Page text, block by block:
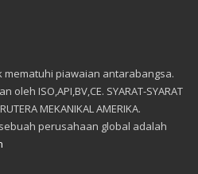
mematuhi piawaian antarabangsa.
ISO,API,BV,CE. SYARAT-SYARAT
MEKANIKAL AMERIKA.
perusahaan global adalah